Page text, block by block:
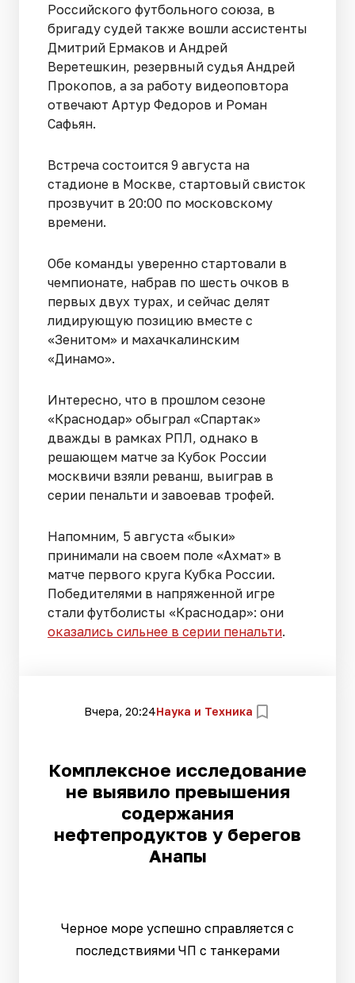
Российского футбольного союза, в
бригаду судей также вошли ассистенты
Дмитрий Ермаков и Андрей
Веретешкин, резервный судья Андрей
Прокопов, а за работу видеоповтора
отвечают Артур Федоров и Роман
Сафьян.
Встреча состоится 9 августа на
стадионе в Москве, стартовый свисток
прозвучит в 20:00 по московскому
времени.
Обе команды уверенно стартовали в
чемпионате, набрав по шесть очков в
первых двух турах, и сейчас делят
лидирующую позицию вместе с
«Зенитом» и махачкалинским
«Динамо».
Интересно, что в прошлом сезоне
«Краснодар» обыграл «Спартак»
дважды в рамках РПЛ, однако в
решающем матче за Кубок России
москвичи взяли реванш, выиграв в
серии пенальти и завоевав трофей.
Напомним, 5 августа «быки»
принимали на своем поле «Ахмат» в
матче первого круга Кубка России.
Победителями в напряженной игре
стали футболисты «Краснодар»: они
оказались сильнее в серии пенальти.
Вчера, 20:24Наука и Техника
Комплексное исследование
не выявило превышения
содержания
нефтепродуктов у берегов
Анапы
Черное море успешно справляется с
последствиями ЧП с танкерами